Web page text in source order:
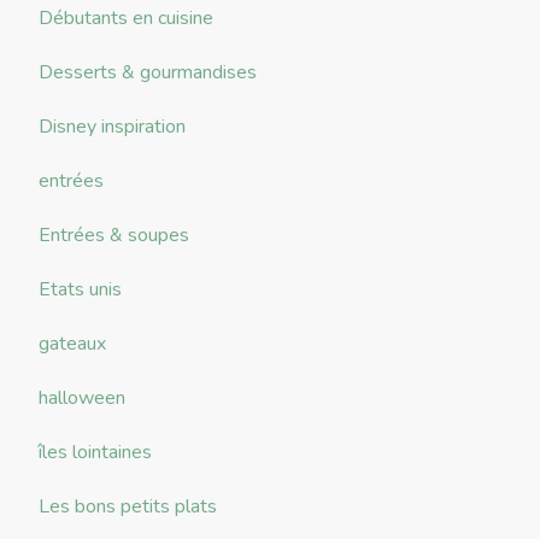
Débutants en cuisine
Desserts & gourmandises
Disney inspiration
entrées
Entrées & soupes
Etats unis
gateaux
halloween
îles lointaines
Les bons petits plats